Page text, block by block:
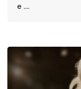
e ….